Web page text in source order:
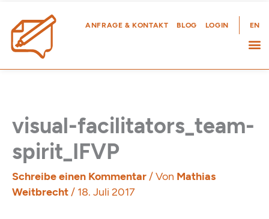
Inhalt
springen
ANFRAGE & KONTAKT BLOG LOGIN EN
visual-facilitators_team-
spirit_IFVP
Schreibe einen Kommentar/ Von Mathias
Weitbrecht/ 18. Juli 2017